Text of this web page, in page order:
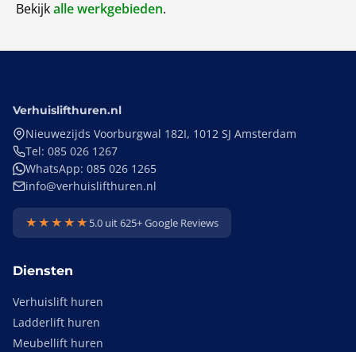
Bekijkalle werkgebieden.
Verhuislifthuren.nl
Nieuwezijds Voorburgwal 182I, 1012 SJ Amsterdam
Tel: 085 026 1267
WhatsApp: 085 026 1265
info@verhuislifthuren.nl
★★★★★ 5.0 uit 625+ Google Reviews
Diensten
Verhuislift huren
Ladderlift huren
Meubellift huren